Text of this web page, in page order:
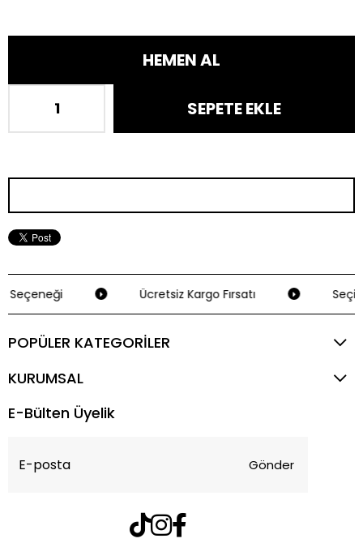
Seçeneği Ücretsiz Kargo Fırsatı Seçili
POPÜLER KATEGORİLER
KURUMSAL
E-Bülten Üyelik
Gönder